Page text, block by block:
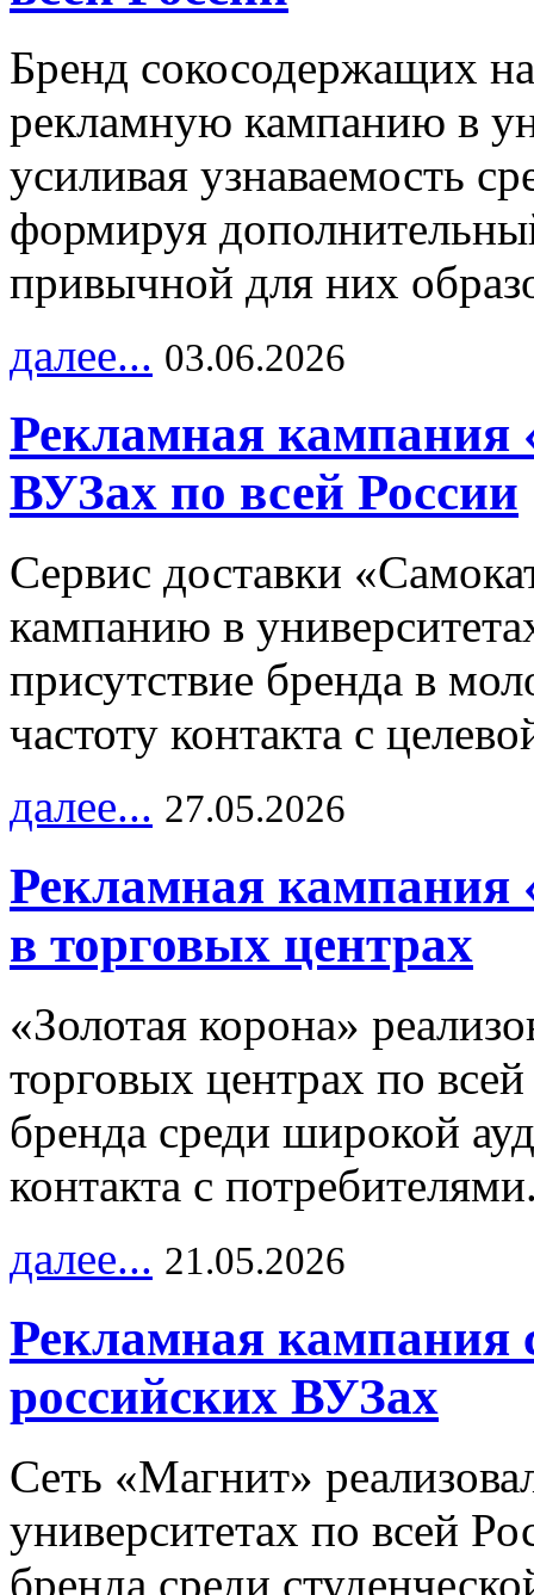
Бренд сокосодержащих
рекламную кампанию в
усиливая узнаваемость
формируя
привычной для них
далее... 03.06.2026
Рекламная кампания
ВУЗах по всей России
Сервис доставки
кампанию в
присутствие бренда в
частоту контакта с
далее... 27.05.2026
Рекламная кампания
в торговых центрах
«Золотая корона»
торговых центрах по
бренда среди широкой
контакта с
далее... 21.05.2026
Рекламная кампания
российских ВУЗах
Сеть «Магнит»
университетах по всей
бренда среди